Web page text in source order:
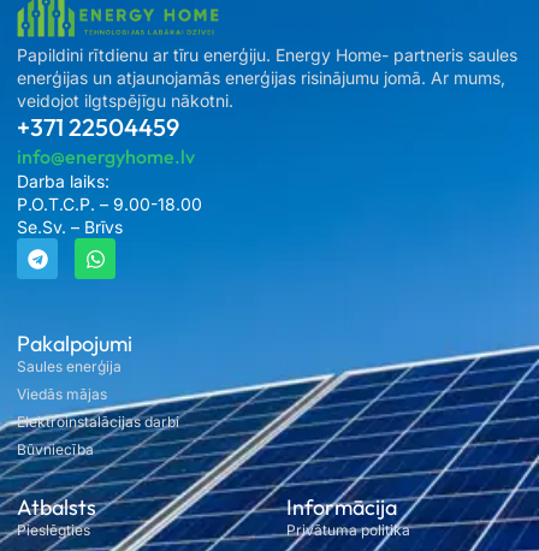
Pakalpojumi
Saules enerģija
Viedās mājas
Elektroinstalācijas darbi
Būvniecība
Atbalsts
Pieslēgties
Informācija
Privātuma politika
Papildini rītdienu ar tīru enerģiju. Energy Home- partneris saules
enerģijas un atjaunojamās enerģijas risinājumu jomā. Ar mums,
veidojot ilgtspējīgu nākotni.
+371 22504459
info@energyhome.lv
Darba laiks:
P.O.T.C.P. – 9.00-18.00
Se.Sv. – Brīvs